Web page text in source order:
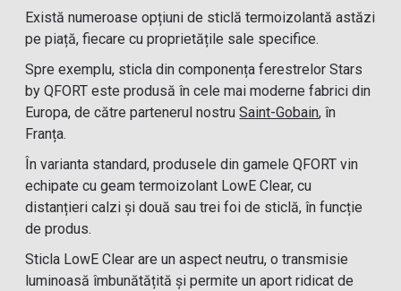
Există numeroase opțiuni de sticlă termoizolantă astăzi
pe piață, fiecare cu proprietățile sale specifice.
Spre exemplu, sticla din componența ferestrelor Stars
by QFORT este produsă în cele mai moderne fabrici din
Europa, de către partenerul nostruSaint-Gobain, în
Franța.
În varianta standard, produsele din gamele QFORT vin
echipate cu geam termoizolant LowE Clear, cu
distanțieri calzi și două sau trei foi de sticlă, în funcție
de produs.
Sticla LowE Clear are un aspect neutru, o transmisie
luminoasă îmbunătățită și permite un aport ridicat de